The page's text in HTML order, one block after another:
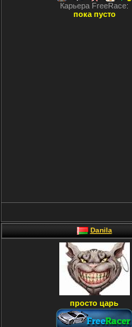
Карьера FreeRace:
пока пусто
Danila
просто царь